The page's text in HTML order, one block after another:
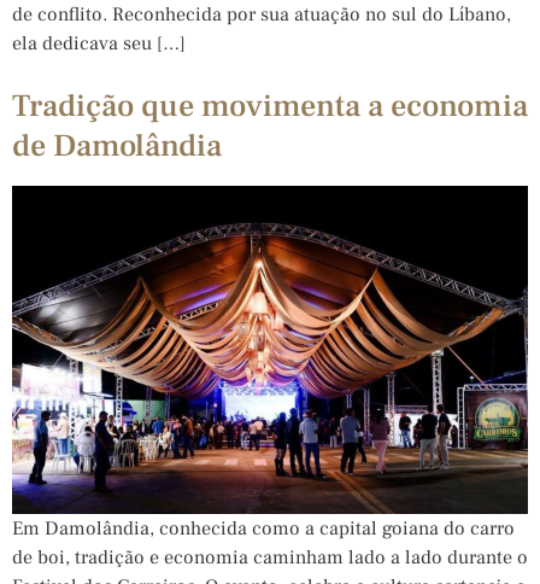
de conflito. Reconhecida por sua atuação no sul do Líbano,
ela dedicava seu […]
Tradição que movimenta a economia
de Damolândia
Em Damolândia, conhecida como a capital goiana do carro
de boi, tradição e economia caminham lado a lado durante o